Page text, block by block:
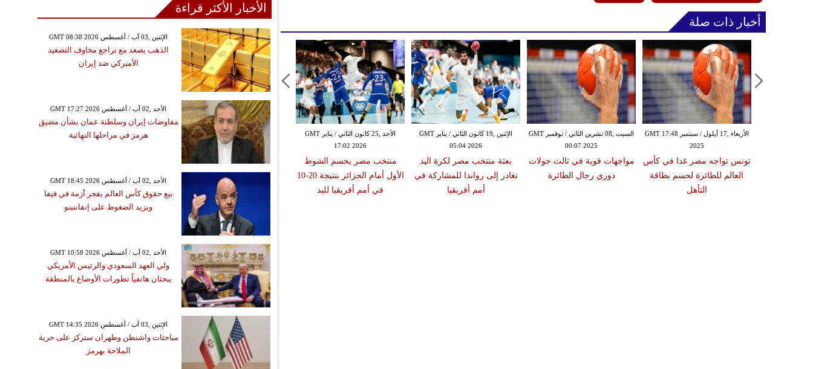
أخبار ذات صلة
الأحد ,28 حزيران / يونيو GMT 08:56
2026
الأسطورة محرز يحمل الجزائر
الأحد ,25 كانون الثاني / يناير GMT
17:02 2026
منتخب مصر يحسم الشوط
الأول أمام الجزائر بنتيجة 20-10
في أمم أفريقيا لليد
الإثنين ,19 كانون الثاني / يناير GMT
05:04 2026
بعثة منتخب مصر لكرة اليد
تغادر إلى رواندا للمشاركة في
أمم أفريقيا
السبت ,08 تشرين الثاني / نوفمبر GMT
00:07 2025
مواجهات قوية في ثالث جولات
دوري رجال الطائرة
الأربعاء ,17 أيلول / سبتمبر GMT 17:48
2025
تونس تواجه مصر غدا في كأس
العالم للطائرة لحسم بطاقة
التأهل
الأخبار الأكثر قراءة
GMT 08:38 2026 الإثنين ,03 آب / أغسطس
الذهب يصعد مع تراجع مخاوف التصعيد
الأميركي ضد إيران
GMT 17:27 2026 الأحد ,02 آب / أغسطس
مفاوضات إيران وسلطنة عمان بشأن مضيق
هرمز في مراحلها النهائية
GMT 18:45 2026 الأحد ,02 آب / أغسطس
بيع حقوق كأس العالم يفجر أزمة في فيفا
ويزيد الضغوط على إنفانتينو
GMT 10:58 2026 الأحد ,02 آب / أغسطس
ولي العهد السعودي والرئيس الأمريكي
يبحثان هاتفياً تطورات الأوضاع بالمنطقة
GMT 14:35 2026 الإثنين ,03 آب / أغسطس
مباحثات واشنطن وطهران ستركز على حرية
الملاحة بهرمز